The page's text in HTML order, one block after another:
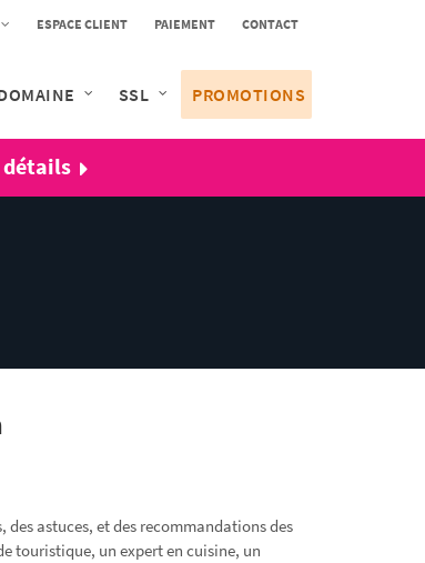
ESPACE CLIENT PAIEMENT CONTACT
SSL PROMOTIONS
détails
astuces, et des recommandations des
touristique, un expert en cuisine, un